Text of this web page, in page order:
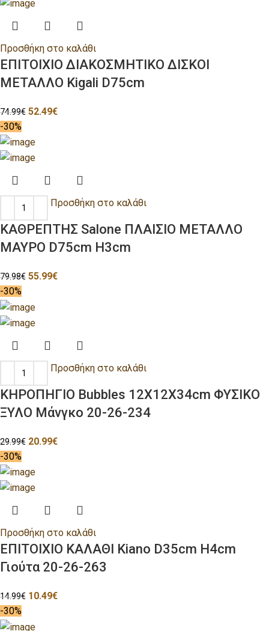
Προσθήκη στο καλάθι
ΕΠΙΤΟΙΧΙΟ ΔΙΑΚΟΣΜΗΤΙΚΟ ΔΙΣΚΟΙ
ΜΕΤΑΛΛΟ Kigali D75cm
74.99€ 52.49€
-30%
Προσθήκη στο καλάθι
ΚΑΘΡΕΠΤΗΣ Salone ΠΛΑΙΣΙΟ ΜΕΤΑΛΛΟ
ΜΑΥΡΟ D75cm H3cm
79.98€ 55.99€
-30%
Προσθήκη στο καλάθι
ΚΗΡΟΠΗΓΙΟ Bubbles 12Χ12Χ34cm ΦΥΣΙΚΟ
ΞΥΛΟ Μάνγκο 20-26-234
29.99€ 20.99€
-30%
Προσθήκη στο καλάθι
ΕΠΙΤΟΙΧΙΟ ΚΑΛΑΘΙ Kiano D35cm H4cm
Γιούτα 20-26-263
14.99€ 10.49€
-30%